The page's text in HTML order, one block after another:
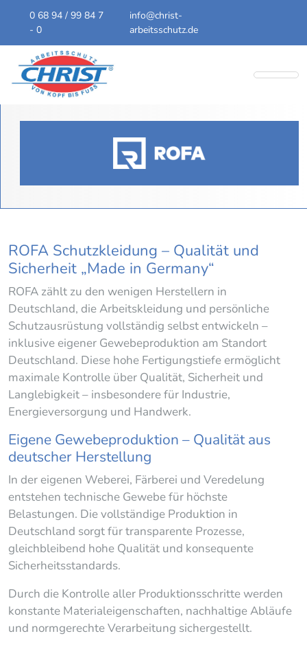
0 68 94 / 99 84 7
- 0
info@christ-
arbeitsschutz.de
ROFA Schutzkleidung – Qualität und
Sicherheit „Made in Germany“
ROFA zählt zu den wenigen Herstellern in
Deutschland, die Arbeitskleidung und persönliche
Schutzausrüstung vollständig selbst entwickeln –
inklusive eigener Gewebeproduktion am Standort
Deutschland. Diese hohe Fertigungstiefe ermöglicht
maximale Kontrolle über Qualität, Sicherheit und
Langlebigkeit – insbesondere für Industrie,
Energieversorgung und Handwerk.
Eigene Gewebeproduktion – Qualität aus
deutscher Herstellung
In der eigenen Weberei, Färberei und Veredelung
entstehen technische Gewebe für höchste
Belastungen. Die vollständige Produktion in
Deutschland sorgt für transparente Prozesse,
gleichbleibend hohe Qualität und konsequente
Sicherheitsstandards.
Durch die Kontrolle aller Produktionsschritte werden
konstante Materialeigenschaften, nachhaltige Abläufe
und normgerechte Verarbeitung sichergestellt.